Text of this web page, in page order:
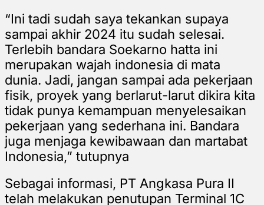
“Ini tadi sudah saya tekankan supaya
sampai akhir 2024 itu sudah selesai.
Terlebih bandara Soekarno hatta ini
merupakan wajah indonesia di mata
dunia. Jadi, jangan sampai ada pekerjaan
fisik, proyek yang berlarut-larut dikira kita
tidak punya kemampuan menyelesaikan
pekerjaan yang sederhana ini. Bandara
juga menjaga kewibawaan dan martabat
Indonesia,” tutupnya
Sebagai informasi, PT Angkasa Pura II
telah melakukan penutupan Terminal 1C